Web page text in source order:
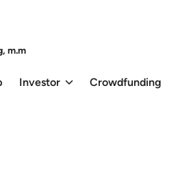
m.m
Investor Crowdfunding